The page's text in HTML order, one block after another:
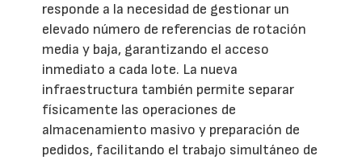
responde a la necesidad de gestionar un
elevado número de referencias de rotación
media y baja, garantizando el acceso
inmediato a cada lote. La nueva
infraestructura también permite separar
físicamente las operaciones de
almacenamiento masivo y preparación de
pedidos, facilitando el trabajo simultáneo de